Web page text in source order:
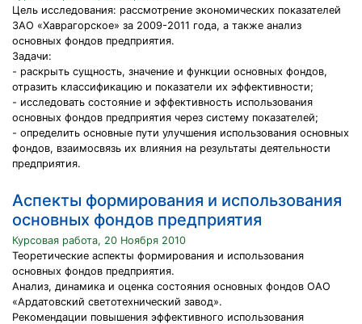
Цель исследования: рассмотрение экономических показателей
ЗАО «Хаврагорское» за 2009-2011 года, а также анализ
основных фондов предприятия.
Задачи:
- раскрыть сущность, значение и функции основных фондов,
отразить классификацию и показатели их эффективности;
- исследовать состояние и эффективность использования
основных фондов предприятия через систему показателей;
- определить основные пути улучшения использования основных
фондов, взаимосвязь их влияния на результаты деятельности
предприятия.
Аспекты формирования и использования
основных фондов предприятия
Курсовая работа, 20 Ноября 2010
Теоретические аспекты формирования и использования
основных фондов предприятия.
Анализ, динамика и оценка состояния основных фондов ОАО
«Ардатовский светотехнический завод».
Рекомендации повышения эффективного использования